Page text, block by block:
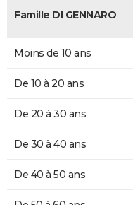
Famille DI GENNARO
Moins de 10 ans
De 10 à 20 ans
De 20 à 30 ans
De 30 à 40 ans
De 40 à 50 ans